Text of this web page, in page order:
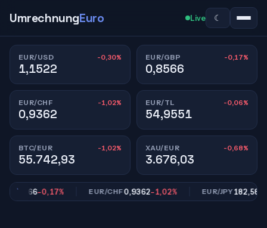
UmrechnungEuro Live ☾
EUR/USD -0,30%
1,1522
EUR/GBP -0,17%
0,8566
EUR/CHF -1,02%
0,9362
EUR/TL -0,06%
54,9551
BTC/EUR -1,02%
55.742,93
XAU/EUR -0,68%
3.676,03
0,8566 -0,17% EUR/CHF0,9362-1,02% EUR/JPY182,58-